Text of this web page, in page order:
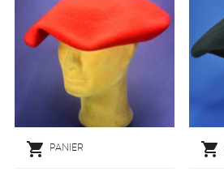
 PANIER 